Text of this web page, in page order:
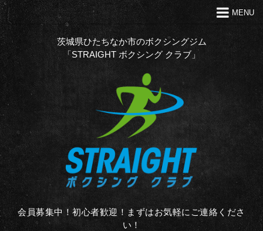
クラブの特徴
代表あいさつ
Ｑ＆Ａ
入会案内
お問い合わせ
お知らせ
STAFF BLOG
サイトマップ
MENU
茨城県ひたちなか市のボクシングジム
「STRAIGHT ボクシング クラブ」
会員募集中！初心者歓迎！まずはお気軽にご連絡くださ
い！